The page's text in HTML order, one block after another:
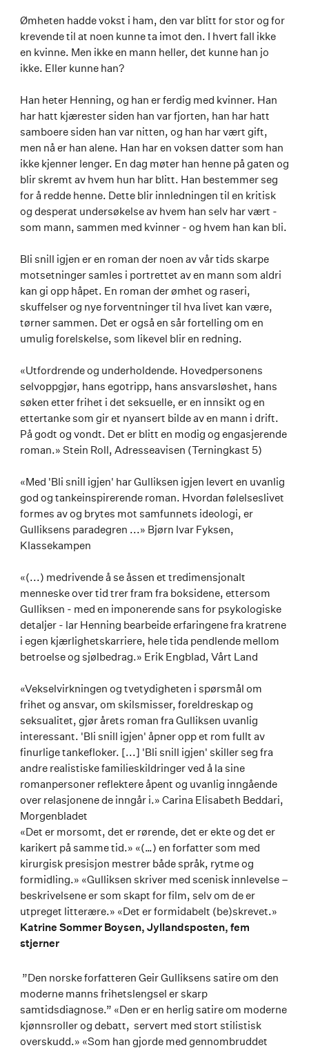
«Det er morsomt, det er rørende, det er ekte og det er
karikert på samme tid.» «(…) en forfatter som med
kirurgisk presisjon mestrer både språk, rytme og
formidling.» «Gulliksen skriver med scenisk innlevelse –
beskrivelsene er som skapt for film, selv om de er
utpreget litterære.» «Det er formidabelt (be)skrevet.»
Katrine Sommer Boysen, Jyllandsposten, fem
stjerner
”Den norske forfatteren Geir Gulliksens satire om den
moderne manns frihetslengsel er skarp
samtidsdiagnose.” «Den er en herlig satire om moderne
kjønnsroller og debatt, servert med stort stilistisk
overskudd.» «Som han gjorde med gennombruddet
Ømheten hadde vokst i ham, den var blitt for stor og for
krevende til at noen kunne ta imot den. I hvert fall ikke
en kvinne. Men ikke en mann heller, det kunne han jo
ikke. Eller kunne han?
Han heter Henning, og han er ferdig med kvinner. Han
har hatt kjærester siden han var fjorten, han har hatt
samboere siden han var nitten, og han har vært gift,
men nå er han alene. Han har en voksen datter som han
ikke kjenner lenger. En dag møter han henne på gaten og
blir skremt av hvem hun har blitt. Han bestemmer seg
for å redde henne. Dette blir innledningen til en kritisk
og desperat undersøkelse av hvem han selv har vært -
som mann, sammen med kvinner - og hvem han kan bli.
Bli snill igjen er en roman der noen av vår tids skarpe
motsetninger samles i portrettet av en mann som aldri
kan gi opp håpet. En roman der ømhet og raseri,
skuffelser og nye forventninger til hva livet kan være,
tørner sammen. Det er også en sår fortelling om en
umulig forelskelse, som likevel blir en redning.
«Utfordrende og underholdende. Hovedpersonens
selvoppgjør, hans egotripp, hans ansvarsløshet, hans
søken etter frihet i det seksuelle, er en innsikt og en
ettertanke som gir et nyansert bilde av en mann i drift.
På godt og vondt. Det er blitt en modig og engasjerende
roman.» Stein Roll, Adresseavisen (Terningkast 5)
«Med 'Bli snill igjen' har Gulliksen igjen levert en uvanlig
god og tankeinspirerende roman. Hvordan følelseslivet
formes av og brytes mot samfunnets ideologi, er
Gulliksens paradegren ...» Bjørn Ivar Fyksen,
Klassekampen
«(...) medrivende å se åssen et tredimensjonalt
menneske over tid trer fram fra boksidene, ettersom
Gulliksen - med en imponerende sans for psykologiske
detaljer - lar Henning bearbeide erfaringene fra kratrene
i egen kjærlighetskarriere, hele tida pendlende mellom
betroelse og sjølbedrag.» Erik Engblad, Vårt Land
«Vekselvirkningen og tvetydigheten i spørsmål om
frihet og ansvar, om skilsmisser, foreldreskap og
seksualitet, gjør årets roman fra Gulliksen uvanlig
interessant. 'Bli snill igjen' åpner opp et rom fullt av
finurlige tankefloker. [...] 'Bli snill igjen' skiller seg fra
andre realistiske familieskildringer ved å la sine
romanpersoner reflektere åpent og uvanlig inngående
over relasjonene de inngår i.» Carina Elisabeth Beddari,
Morgenbladet